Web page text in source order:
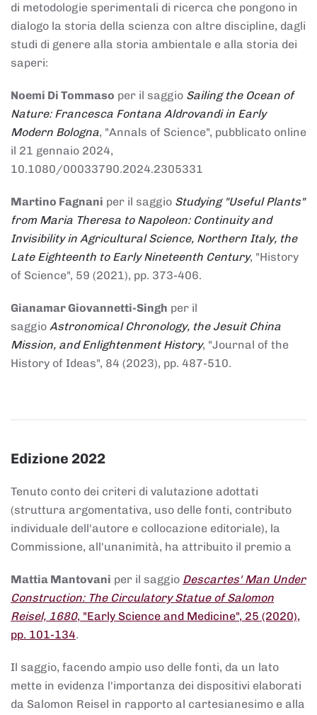
di metodologie sperimentali di ricerca che pongono in
dialogo la storia della scienza con altre discipline, dagli
studi di genere alla storia ambientale e alla storia dei
saperi:
Noemi Di Tommaso per il saggio Sailing the Ocean of
Nature: Francesca Fontana Aldrovandi in Early
Modern Bologna, "Annals of Science", pubblicato online
il 21 gennaio 2024,
10.1080/00033790.2024.2305331
Martino Fagnani per il saggio Studying "Useful Plants"
from Maria Theresa to Napoleon: Continuity and
Invisibility in Agricultural Science, Northern Italy, the
Late Eighteenth to Early Nineteenth Century, "History
of Science", 59 (2021), pp. 373-406.
Gianamar Giovannetti-Singh per il
saggio Astronomical Chronology, the Jesuit China
Mission, and Enlightenment History, "Journal of the
History of Ideas", 84 (2023), pp. 487-510.
Edizione 2022
Tenuto conto dei criteri di valutazione adottati
(struttura argomentativa, uso delle fonti, contributo
individuale dell'autore e collocazione editoriale), la
Commissione, all'unanimità, ha attribuito il premio a
Mattia Mantovani per il saggio Descartes' Man Under
Construction: The Circulatory Statue of Salomon
Reisel, 1680, "Early Science and Medicine", 25 (2020),
pp. 101-134.
Il saggio, facendo ampio uso delle fonti, da un lato
mette in evidenza l'importanza dei dispositivi elaborati
da Salomon Reisel in rapporto al cartesianesimo e alla